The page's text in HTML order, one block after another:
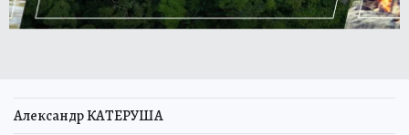
Александр КАТЕРУША